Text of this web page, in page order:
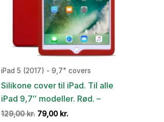
iPad 5 (2017) - 9,7" covers
Silikone cover til iPad. Til alle
iPad 9,7″ modeller. Rød. –
129,00kr. Den
79,00 kr.Den